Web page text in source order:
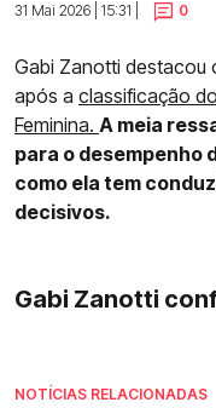
31 Mai 2026 | 15:31 |
0
Gabi Zanotti destacou
após a classificação
Feminina. A meia
para o desempenho
como ela tem
decisivos.
Gabi Zanotti
NOTÍCIAS RELACIONADAS